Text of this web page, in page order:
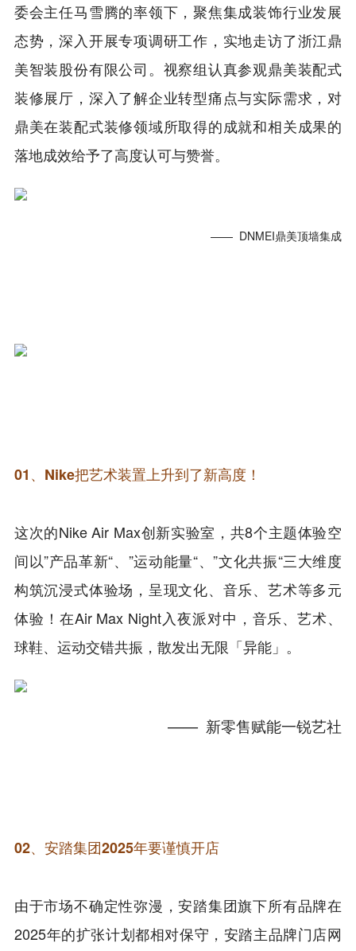
委会主任马雪腾的率领下，聚焦集成装饰行业发展
态势，深入开展专项调研工作，实地走访了浙江鼎
美智装股份有限公司。视察组认真参观鼎美装配式
装修展厅，深入了解企业转型痛点与实际需求，对
鼎美在装配式装修领域所取得的成就和相关成果的
落地成效给予了高度认可与赞誉。
—— DNMEI鼎美顶墙集成
01、 Nike把艺术装置上升到了新高度！
这次的Nike Air Max创新实验室，共8个主题体验空
间以”产品革新“、”运动能量“、”文化共振“三大维度
构筑沉浸式体验场，呈现文化、音乐、艺术等多元
体验！在Air Max Night入夜派对中，音乐、艺术、
球鞋、运动交错共振，散发出无限「异能」。
—— 新零售赋能一锐艺社
02、 安踏集团2025年要谨慎开店
由于市场不确定性弥漫，安踏集团旗下所有品牌在
2025年的扩张计划都相对保守，安踏主品牌门店网